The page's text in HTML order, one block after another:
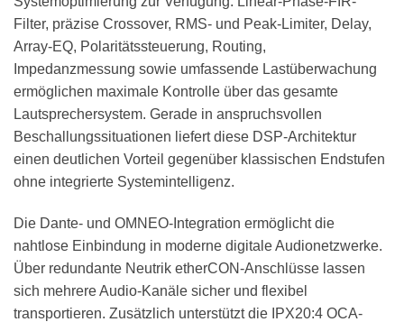
Filter, präzise Crossover, RMS- und Peak-Limiter, Delay,
Array-EQ, Polaritätssteuerung, Routing,
Impedanzmessung sowie umfassende Lastüberwachung
ermöglichen maximale Kontrolle über das gesamte
Lautsprechersystem. Gerade in anspruchsvollen
Beschallungssituationen liefert diese DSP-Architektur
einen deutlichen Vorteil gegenüber klassischen Endstufen
ohne integrierte Systemintelligenz.
Die Dante- und OMNEO-Integration ermöglicht die
nahtlose Einbindung in moderne digitale Audionetzwerke.
Über redundante Neutrik etherCON-Anschlüsse lassen
sich mehrere Audio-Kanäle sicher und flexibel
transportieren. Zusätzlich unterstützt die IPX20:4 OCA-